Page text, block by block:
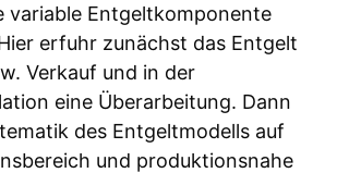
variable Entgeltkomponente
erfuhr zunächst das Entgelt
Verkauf und in der
eine Überarbeitung. Dann
des Entgeltmodells auf
und produktionsnahe